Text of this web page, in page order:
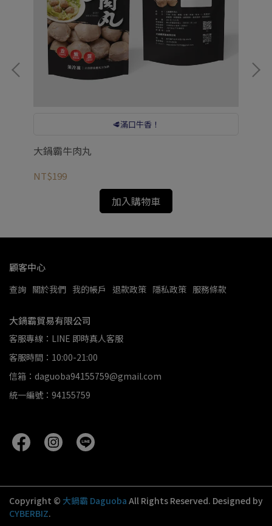
🥩滿口牛香！
大鍋霸牛肉丸
NT$199
加入購物車
顧客中心
查詢 關於我們 我的帳戶 退款政策 隱私政策 服務條款
大鍋霸貿易有限公司
客服專線：LINE 即時真人客服
客服時間：10:00-21:00
信箱：daguoba94155759@gmail.com
統一編號：94155759
Copyright © 大鍋霸 Daguoba All Rights Reserved. Designed by
CYBERBIZ.